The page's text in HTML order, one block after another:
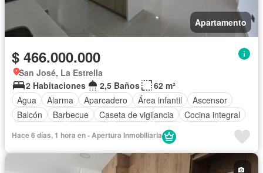
Apartamento
$ 466.000.000
San José, La Estrella
2 Habitaciones
2,5 Baños
62 m²
Agua
Alarma Aparcadero Área infantil
Ascensor
Balcón
Barbecue Caseta de vigilancia
Cocina integral
Jardín
Seguridad privada
Tanque de agua
Vista panorámica
Hace 6 días, 1 hora en - Apertura Inmobiliaria